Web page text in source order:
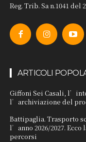
Reg. Trib. Sa n.1041 del
ARTICOLI
Giffoni Sei Casali,
l’archiviazione del
Battipaglia. Trasporto
l’anno 2026/2027.
percorsi